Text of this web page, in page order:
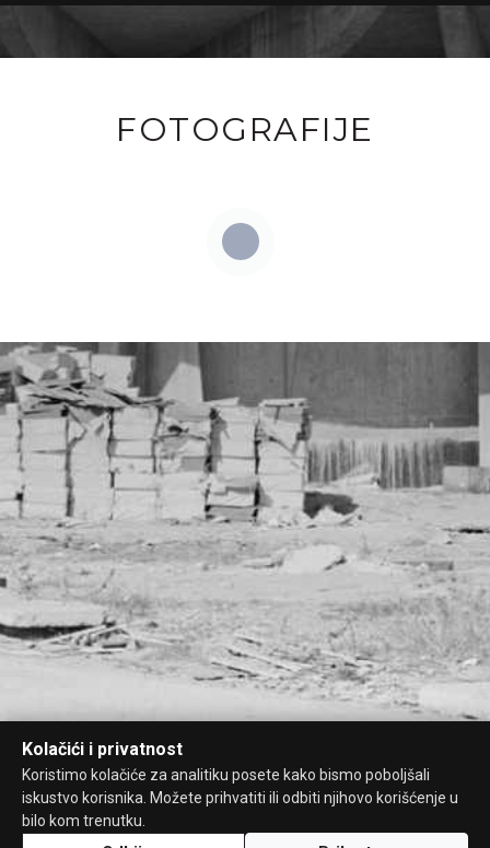
FOTOGRAFIJE
Kolačići i privatnost
Koristimo kolačiće za analitiku posete kako bismo poboljšali
iskustvo korisnika. Možete prihvatiti ili odbiti njihovo korišćenje u
bilo kom trenutku.